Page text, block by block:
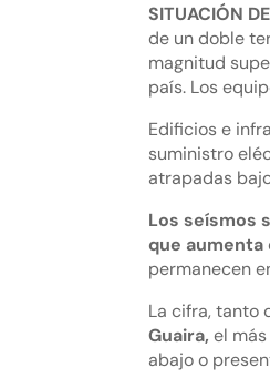
SITUACIÓN
de un doble
magnitud
país. Los
Edificios e
suministro
atrapadas
Los seísmos
que aumenta
permanecen
La cifra, tanto
Guaira,el
abajo o